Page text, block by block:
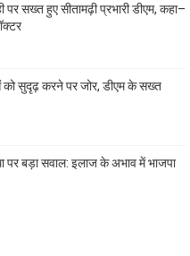
पर सख्त हुए सीतामढ़ी प्रभारी डीएम, कहा–
को सुदृढ़ करने पर जोर, डीएम के सख्त
पर बड़ा सवाल: इलाज के अभाव में भाजपा